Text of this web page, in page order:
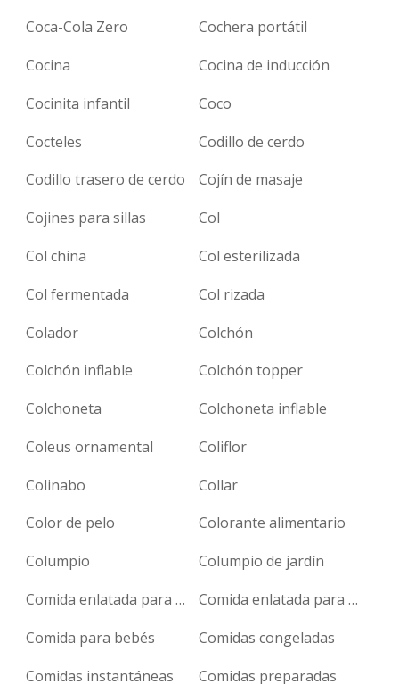
Coca-Cola Zero
Cochera portátil
Cocina
Cocina de inducción
Cocinita infantil
Coco
Cocteles
Codillo de cerdo
Codillo trasero de cerdo
Cojín de masaje
Cojines para sillas
Col
Col china
Col esterilizada
Col fermentada
Col rizada
Colador
Colchón
Colchón inflable
Colchón topper
Colchoneta
Colchoneta inflable
Coleus ornamental
Coliflor
Colinabo
Collar
Color de pelo
Colorante alimentario
Columpio
Columpio de jardín
Comida enlatada para gatos
Comida enlatada para perros
Comida para bebés
Comidas congeladas
Comidas instantáneas
Comidas preparadas